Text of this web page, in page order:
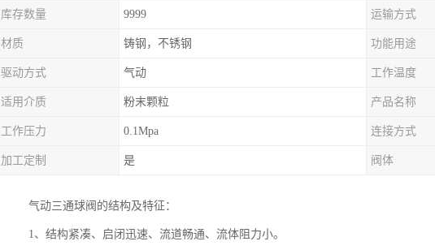
库存数量 9999 运输方式
材质 铸钢，不锈钢 功能用途
驱动方式 气动 工作温度
适用介质 粉末颗粒 产品名称
工作压力 0.1Mpa 连接方式
加工定制 是 阀体
气动三通球阀的结构及特征：
1、结构紧凑、启闭迅速、流道畅通、流体阻力小。